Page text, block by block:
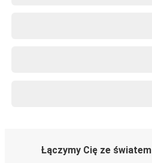
Łączymy Cię ze światem